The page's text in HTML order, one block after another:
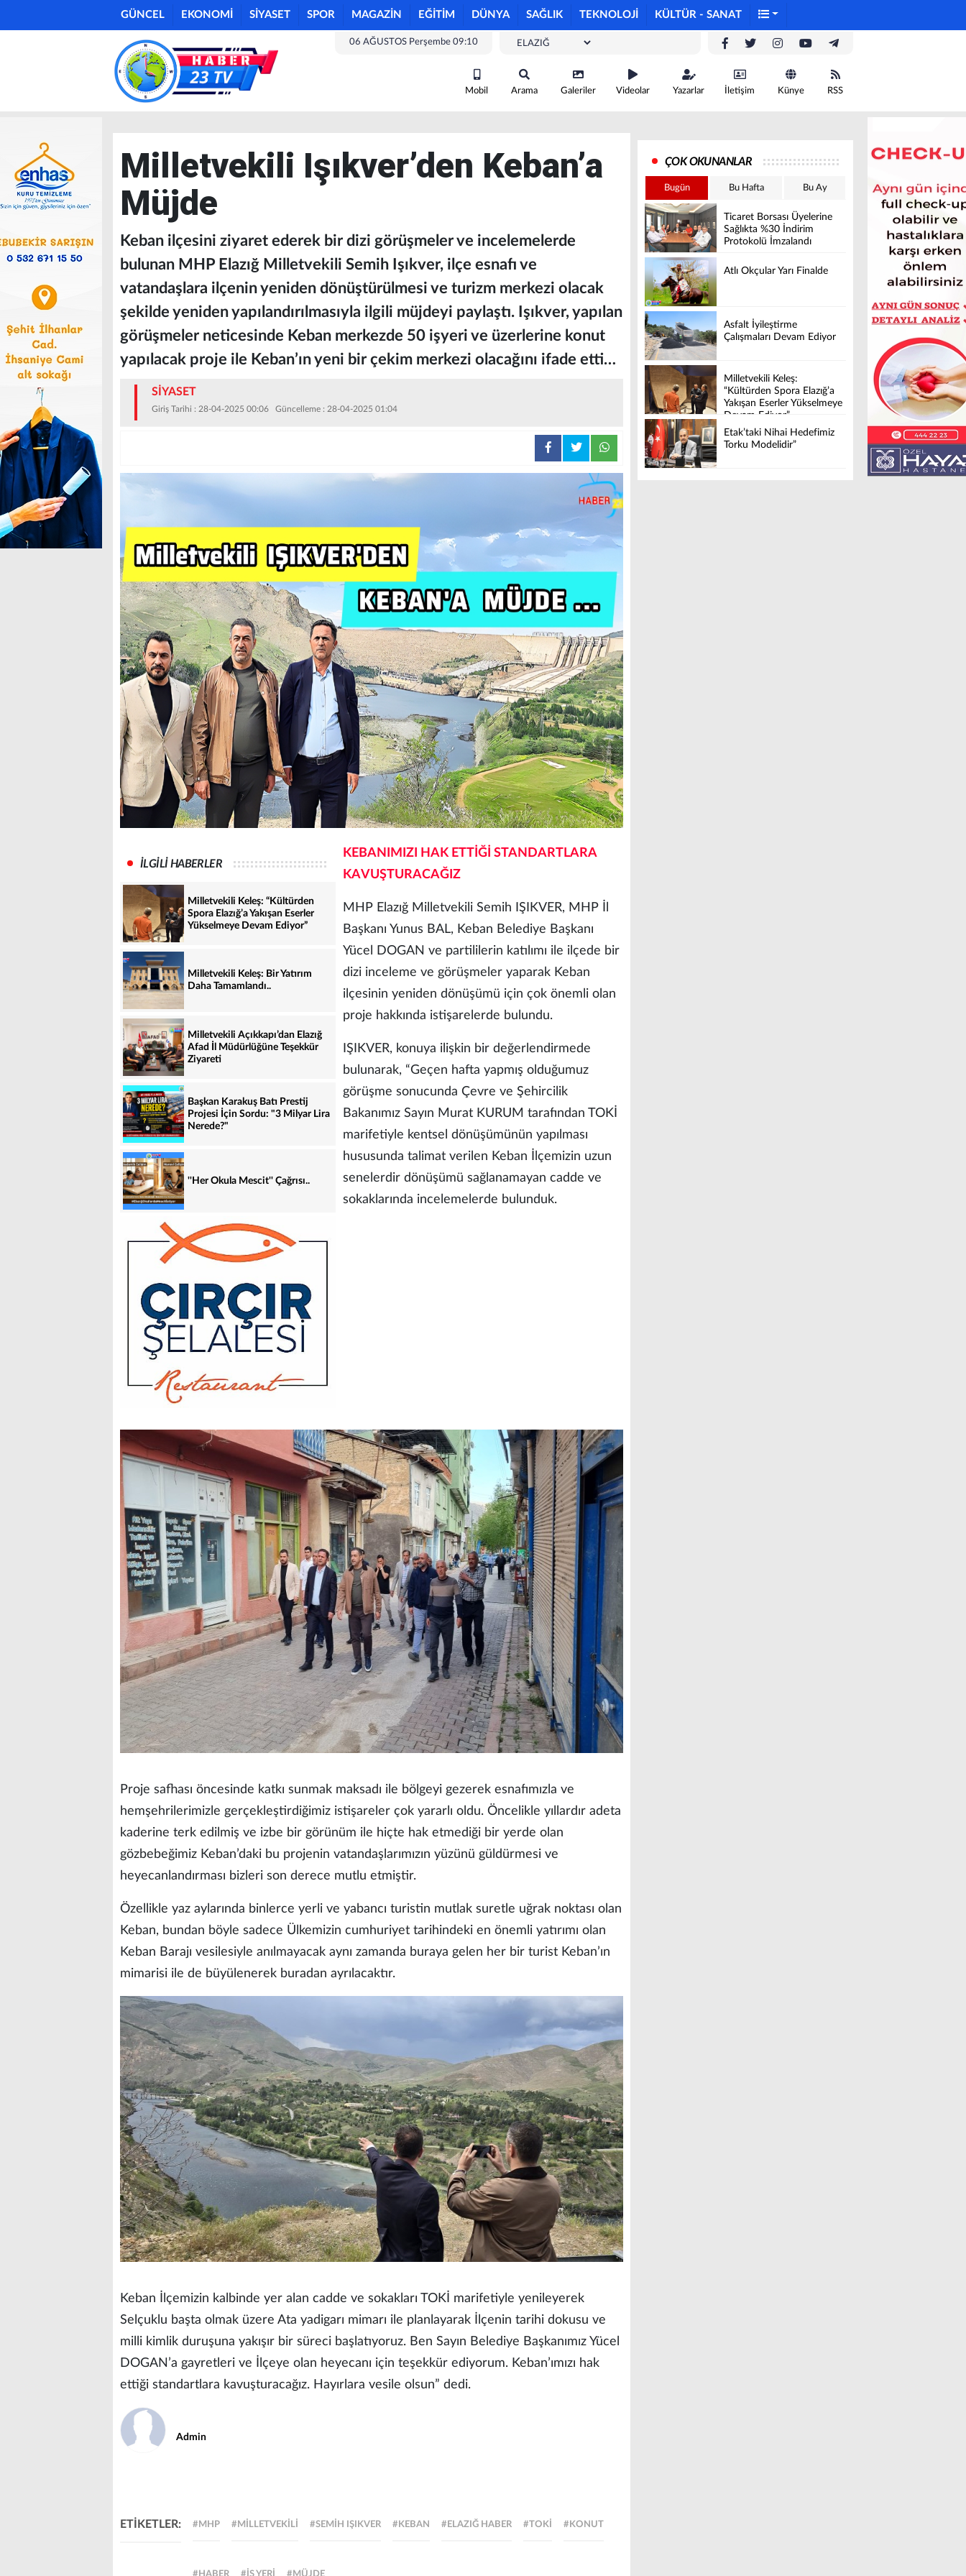
GÜNCEL EKONOMİ SİYASET SPOR MAGAZİN EĞİTİM DÜNYA SAĞLIK TEKNOLOJİ KÜLTÜR - SANAT
06 AĞUSTOS Perşembe 09:10
Mobil Arama Galeriler Videolar Yazarlar İletişim Künye RSS
Milletvekili Işıkver’den Keban’a
Müjde
Keban ilçesini ziyaret ederek bir dizi görüşmeler ve incelemelerde
bulunan MHP Elazığ Milletvekili Semih Işıkver, ilçe esnafı ve
vatandaşlara ilçenin yeniden dönüştürülmesi ve turizm merkezi olacak
şekilde yeniden yapılandırılmasıyla ilgili müjdeyi paylaştı. Işıkver, yapılan
görüşmeler neticesinde Keban merkezde 50 işyeri ve üzerlerine konut
yapılacak proje ile Keban’ın yeni bir çekim merkezi olacağını ifade etti…
SİYASET
Giriş Tarihi : 28-04-2025 00:06 Güncelleme : 28-04-2025 01:04
İLGİLİ HABERLER
Milletvekili Keleş: “Kültürden
Spora Elazığ’a Yakışan Eserler
Yükselmeye Devam Ediyor”
Milletvekili Keleş: Bir Yatırım
Daha Tamamlandı..
Milletvekili Açıkkapı’dan Elazığ
Afad İl Müdürlüğüne Teşekkür
Ziyareti
Başkan Karakuş Batı Prestij
Projesi İçin Sordu: "3 Milyar Lira
Nerede?"
''Her Okula Mescit'' Çağrısı..
KEBANIMIZI HAK ETTİĞİ STANDARTLARA
KAVUŞTURACAĞIZ
MHP Elazığ Milletvekili Semih IŞIKVER, MHP İl
Başkanı Yunus BAL, Keban Belediye Başkanı
Yücel DOGAN ve partililerin katılımı ile ilçede bir
dizi inceleme ve görüşmeler yaparak Keban
ilçesinin yeniden dönüşümü için çok önemli olan
proje hakkında istişarelerde bulundu.
IŞIKVER, konuya ilişkin bir değerlendirmede
bulunarak, “Geçen hafta yapmış olduğumuz
görüşme sonucunda Çevre ve Şehircilik
Bakanımız Sayın Murat KURUM tarafından TOKİ
marifetiyle kentsel dönüşümünün yapılması
hususunda talimat verilen Keban İlçemizin uzun
senelerdir dönüşümü sağlanamayan cadde ve
sokaklarında incelemelerde bulunduk.
Proje safhası öncesinde katkı sunmak maksadı ile bölgeyi gezerek esnafımızla ve
hemşehrilerimizle gerçekleştirdiğimiz istişareler çok yararlı oldu. Öncelikle yıllardır adeta
kaderine terk edilmiş ve izbe bir görünüm ile hiçte hak etmediği bir yerde olan
gözbebeğimiz Keban’daki bu projenin vatandaşlarımızın yüzünü güldürmesi ve
heyecanlandırması bizleri son derece mutlu etmiştir.
Özellikle yaz aylarında binlerce yerli ve yabancı turistin mutlak suretle uğrak noktası olan
Keban, bundan böyle sadece Ülkemizin cumhuriyet tarihindeki en önemli yatırımı olan
Keban Barajı vesilesiyle anılmayacak aynı zamanda buraya gelen her bir turist Keban’ın
mimarisi ile de büyülenerek buradan ayrılacaktır.
Keban İlçemizin kalbinde yer alan cadde ve sokakları TOKİ marifetiyle yenileyerek
Selçuklu başta olmak üzere Ata yadigarı mimarı ile planlayarak İlçenin tarihi dokusu ve
milli kimlik duruşuna yakışır bir süreci başlatıyoruz. Ben Sayın Belediye Başkanımız Yücel
DOGAN’a gayretleri ve İlçeye olan heyecanı için teşekkür ediyorum. Keban’ımızı hak
ettiği standartlara kavuşturacağız. Hayırlara vesile olsun” dedi.
Admin
ETİKETLER: #MHP #MILLETVEKILI #SEMIH IŞIKVER #KEBAN #ELAZIĞ HABER #TOKI #KONUT
ÇOK OKUNANLAR
Bugün Bu Hafta Bu Ay
Ticaret Borsası Üyelerine
Sağlıkta %30 İndirim
Protokolü İmzalandı
Atlı Okçular Yarı Finalde
Asfalt İyileştirme
Çalışmaları Devam Ediyor
Milletvekili Keleş:
“Kültürden Spora Elazığ’a
Yakışan Eserler Yükselmeye
Devam Ediyor”
Etak’taki Nihai Hedefimiz
Torku Modelidir”